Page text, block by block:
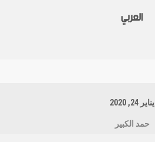
العربي
يناير 24, 2020
حمد الكبير